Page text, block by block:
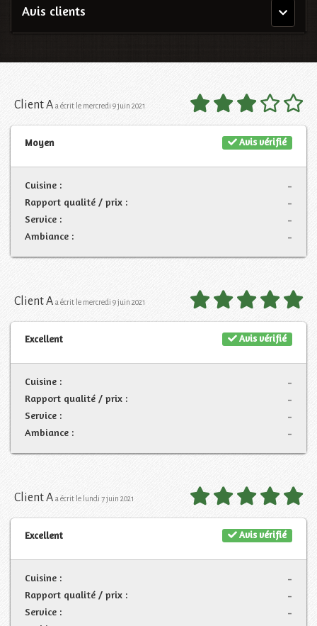
Menu
principal
Avis clients
Client A a écrit le mercredi 9 juin 2021
Avis vérifié
Moyen
-
Cuisine :
-
Rapport qualité / prix :
-
Service :
-
Ambiance :
Client A a écrit le mercredi 9 juin 2021
Avis vérifié
Excellent
-
Cuisine :
-
Rapport qualité / prix :
-
Service :
-
Ambiance :
Client A a écrit le lundi 7 juin 2021
Avis vérifié
Excellent
-
Cuisine :
-
Rapport qualité / prix :
-
Service :